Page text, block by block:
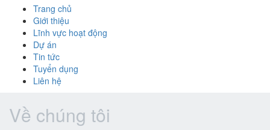
Trang chủ
Giới thiệu
Lĩnh vực hoạt động
Dự án
Tin tức
Tuyển dụng
Liên hệ
Về chúng tôi